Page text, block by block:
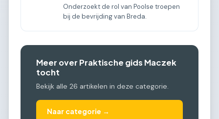
Onderzoekt de rol van Poolse troepen
bij de bevrijding van Breda.
Meer over Praktische gids Maczek
tocht
Bekijk alle 26 artikelen in deze categorie.
Naar categorie →